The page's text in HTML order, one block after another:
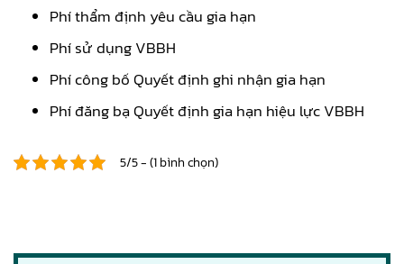
Phí thẩm định yêu cầu gia hạn
Phí sử dụng VBBH
Phí công bố Quyết định ghi nhận gia hạn
Phí đăng bạ Quyết định gia hạn hiệu lực VBBH
5/5 - (1 bình chọn)